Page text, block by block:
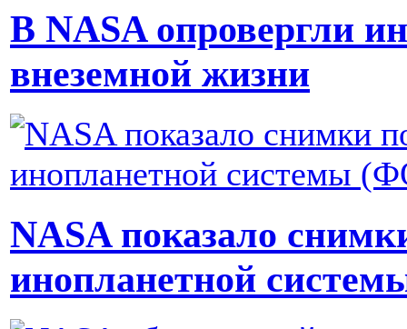
В NASA опровергли
внеземной жизни
NASA показало
инопланетной